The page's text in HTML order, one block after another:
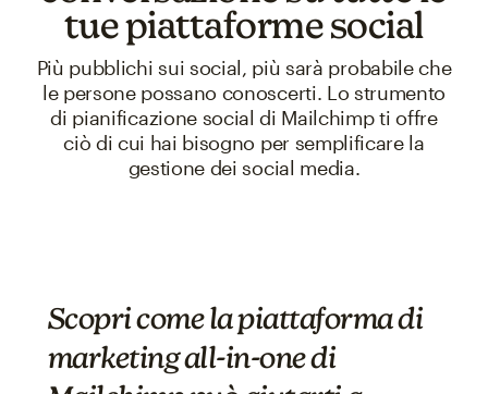
tue piattaforme social
Più pubblichi sui social, più sarà probabile che
le persone possano conoscerti. Lo strumento
di pianificazione social di Mailchimp ti offre
ciò di cui hai bisogno per semplificare la
gestione dei social media.
Scopri come la piattaforma di
marketing all-in-one di